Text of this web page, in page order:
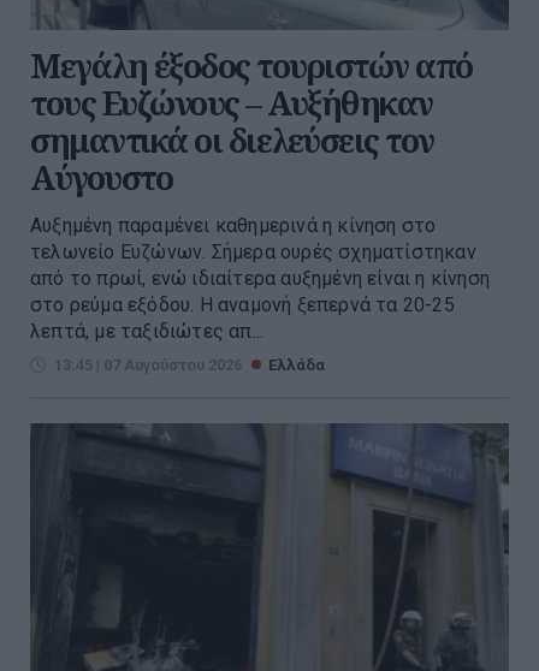
Μεγάλη έξοδος τουριστών από
τους Ευζώνους – Αυξήθηκαν
σημαντικά οι διελεύσεις τον
Αύγουστο
Αυξημένη παραμένει καθημερινά η κίνηση στο
τελωνείο Ευζώνων. Σήμερα ουρές σχηματίστηκαν
από το πρωί, ενώ ιδιαίτερα αυξημένη είναι η κίνηση
στο ρεύμα εξόδου. Η αναμονή ξεπερνά τα 20-25
λεπτά, με ταξιδιώτες απ...
13:45 | 07 Αυγούστου 2026 Ελλάδα